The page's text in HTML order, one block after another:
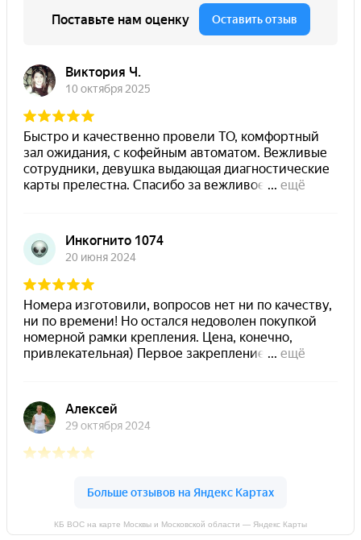
КБ ВОС на карте Москвы и Московской области — Яндекс Карты